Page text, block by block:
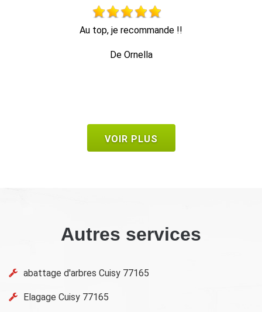
Travail soigné, très professionnel et efficace. M.
ferai de nouveau appel à lui et le recommanderai
VOIR PLUS
Autres services
abattage d'arbres Cuisy 77165
Elagage Cuisy 77165